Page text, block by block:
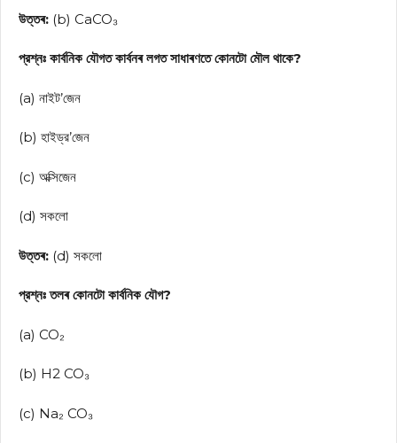
উত্তৰ: (b) CaCO₃
প্রশ্নঃ কার্বনিক যৌগত কাৰ্বনৰ লগত সাধাৰণতে কোনটো মৌল থাকে?
(a) নাইট’জেন
(b) হাইড্র’জেন
(c) অক্সিজেন
(d) সকলো
উত্তৰ: (d) সকলো
প্রশ্নঃ তলৰ কোনটো কার্বনিক যৌগ?
(a) CO₂
(b) H2 CO₃
(c) Na₂ CO₃